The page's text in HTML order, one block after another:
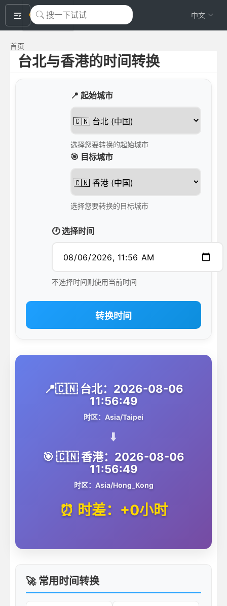
okeyTool 中文
首页
台北与香港的时间转换
📍 起始城市
选择您要转换的起始城市
🎯 目标城市
选择您要转换的目标城市
🕐 选择时间
不选择时间则使用当前时间
转换时间
📍🇨🇳 台北：2026-08-06
11:56:49
时区：Asia/Taipei
⬇️
🎯 🇨🇳 香港：2026-08-06
11:56:49
时区：Asia/Hong_Kong
⏰ 时差：+0小时
🚀 常用时间转换